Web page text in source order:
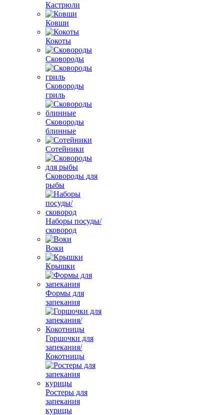
Кастрюли
Ковши
Кокоты
Сковороды
Сковороды
гриль
Сковороды
блинные
Сотейники
Сковороды для
рыбы
Наборы посуды/
сковород
Воки
Крышки
Формы для
запекания
Горшочки для
запекания/
Кокотницы
Ростеры для
запекания
курицы